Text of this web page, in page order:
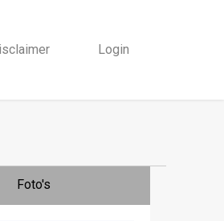
Login
Foto's